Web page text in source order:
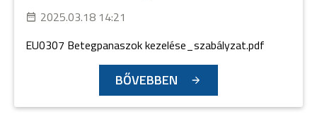
2025.03.18 14:21
EU0307 Betegpanaszok kezelése_szabályzat.pdf
BŐVEBBEN